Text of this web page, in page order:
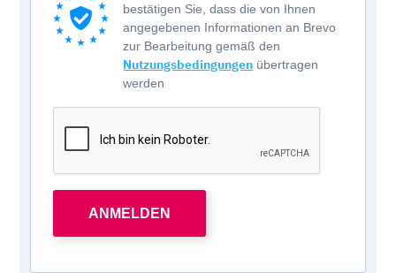
bestätigen Sie, dass die von Ihnen
angegebenen Informationen an Brevo
zur Bearbeitung gemäß den
Nutzungsbedingungen übertragen
werden
ANMELDEN